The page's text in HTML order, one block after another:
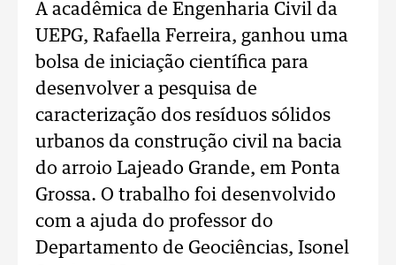
A acadêmica de Engenharia Civil da
UEPG, Rafaella Ferreira, ganhou uma
bolsa de iniciação científica para
desenvolver a pesquisa de
caracterização dos resíduos sólidos
urbanos da construção civil na bacia
do arroio Lajeado Grande, em Ponta
Grossa. O trabalho foi desenvolvido
com a ajuda do professor do
Departamento de Geociências, Isonel